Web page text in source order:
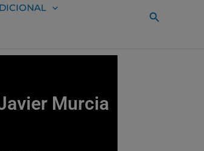
Buscar
Murcia